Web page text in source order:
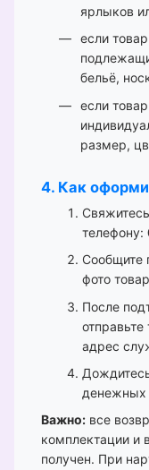
ярлыков
если
бельё,
если
размер,
4. Как
телефону:
Сообщите
фото
После
адрес
денежных
Важно: все
комплектации и
получен. При